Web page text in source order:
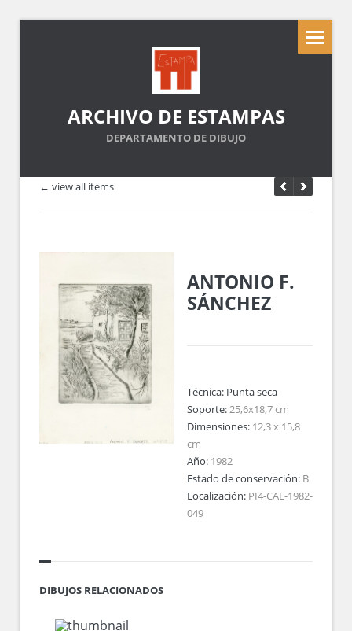
ARCHIVO DE ESTAMPAS
DEPARTAMENTO DE DIBUJO
← view all items
ANTONIO F.
SÁNCHEZ
Técnica: Punta seca
Soporte:25,6x18,7 cm
Dimensiones: 12,3 x 15,8
cm
Año: 1982
Estado de conservación: B
Localización: PI4-CAL-1982-
049
DIBUJOS RELACIONADOS